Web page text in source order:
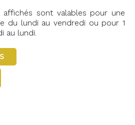
sont valables pour une
du lundi au vendredi ou pour 1
au lundi.